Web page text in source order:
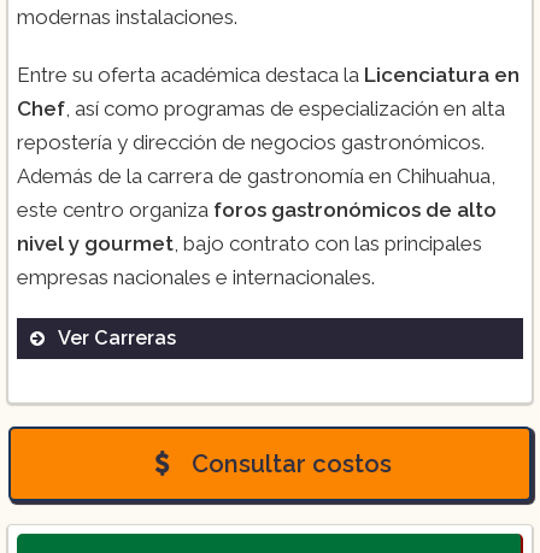
modernas instalaciones.
Entre su oferta académica destaca la Licenciatura en
Chef , así como programas de especialización en alta
repostería y dirección de negocios gastronómicos.
Además de la carrera de gastronomía en Chihuahua,
este centro organiza foros gastronómicos de alto
nivel y gourmet , bajo contrato con las principales
empresas nacionales e internacionales.
Ver Carreras
Licenciatura en Gastronomía Chef:
Maestría en Dirección e Innovación de
Consultar costos